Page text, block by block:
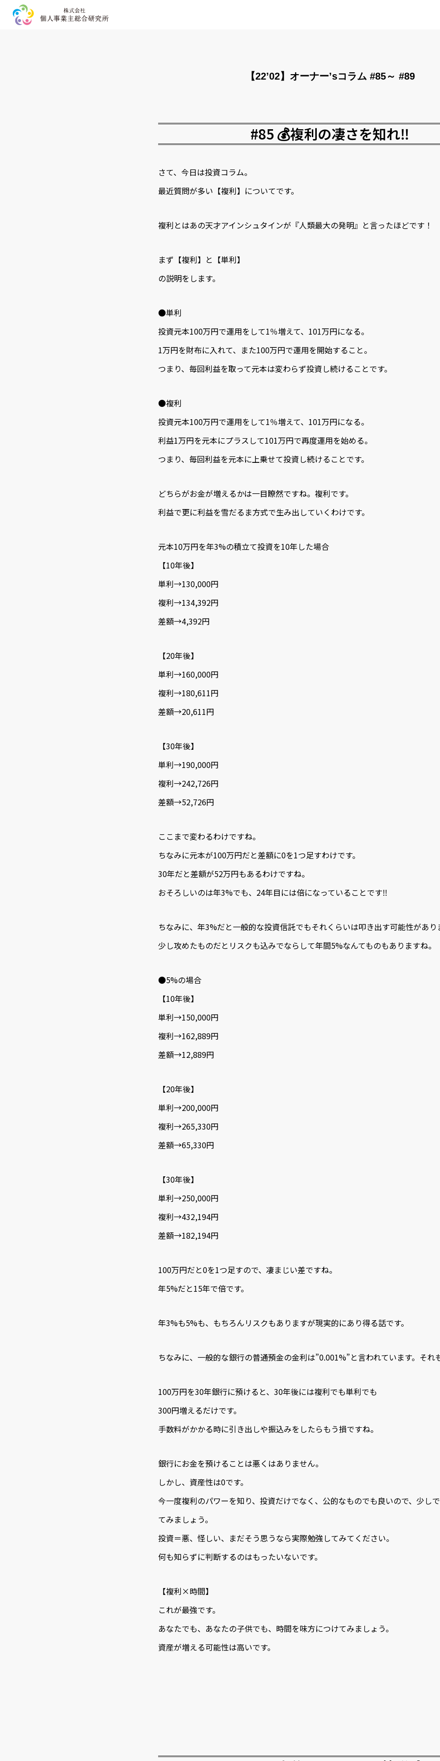
【22’02】オーナー’sコラム #85～ #89
#85 💰複利の凄さを知れ‼️
さて、今日は投資コラム。
最近質問が多い【複利】についてです。
複利とはあの天才アインシュタインが『人類最大の発明』と言ったほどです！
まず【複利】と【単利】
の説明をします。
●単利
投資元本100万円で運用をして1％増えて、101万円になる。
1万円を財布に入れて、また100万円で運用を開始すること。
つまり、毎回利益を取って元本は変わらず投資し続けることです。
●複利
投資元本100万円で運用をして1％増えて、101万円になる。
利益1万円を元本にプラスして101万円で再度運用を始める。
つまり、毎回利益を元本に上乗せて投資し続けることです。
どちらがお金が増えるかは一目瞭然ですね。複利です。
利益で更に利益を雪だるま方式で生み出していくわけです。
元本10万円を年3%の積立て投資を10年した場合
【10年後】
単利→130,000円
複利→134,392円
差額→4,392円
【20年後】
単利→160,000円
複利→180,611円
差額→20,611円
【30年後】
単利→190,000円
複利→242,726円
差額→52,726円
ここまで変わるわけですね。
ちなみに元本が100万円だと差額に0を1つ足すわけです。
30年だと差額が52万円もあるわけですね。
おそろしいのは年3%でも、24年目には倍になっていることです‼️
ちなみに、年3%だと一般的な投資信託でもそれくらいは叩き出す可能性があり
少し攻めたものだとリスクも込みでならして年間5%なんてものもありますね。
●5%の場合
【10年後】
単利→150,000円
複利→162,889円
差額→12,889円
【20年後】
単利→200,000円
複利→265,330円
差額→65,330円
【30年後】
単利→250,000円
複利→432,194円
差額→182,194円
100万円だと0を1つ足すので、凄まじい差ですね。
年5%だと15年で倍です。
年3%も5%も、もちろんリスクもありますが現実的にあり得る話です。
ちなみに、一般的な銀行の普通預金の金利は”0.001%”と言われています。それ
100万円を30年銀行に預けると、30年後には複利でも単利でも
300円増えるだけです。
手数料がかかる時に引き出しや振込みをしたらもう損ですね。
銀行にお金を預けることは悪くはありません。
しかし、資産性は0です。
今一度複利のパワーを知り、投資だけでなく、公的なものでも良いので、少し
てみましょう。
投資＝悪、怪しい、まだそう思うなら実際勉強してみてください。
何も知らずに判断するのはもったいないです。
【複利×時間】
これが最強です。
あなたでも、あなたの子供でも、時間を味方につけてみましょう。
資産が増える可能性は高いです。